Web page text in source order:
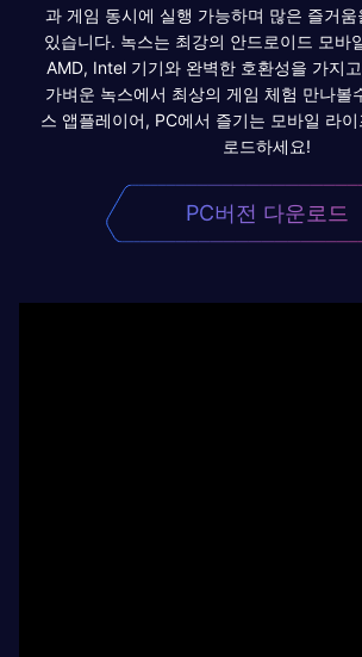
과 게임 동시에 실행 가능하며 많은 즐거
있습니다. 녹스는 최강의 안드로이드 모바
AMD, Intel 기기와 완벽한 호환성을 가지
가벼운 녹스에서 최상의 게임 체험 만나볼
스 앱플레이어, PC에서 즐기는 모바일 라
로드하세요!
PC버전 다운로드